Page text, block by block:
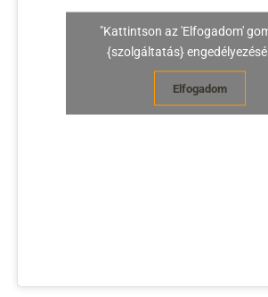
"Kattintson az 'Elfogadom'
{szolgáltatás}
Elfogadom